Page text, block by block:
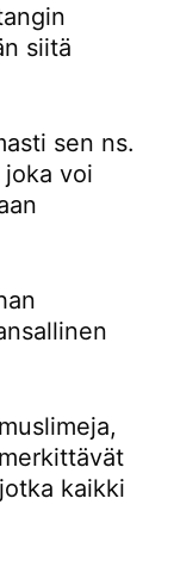
siitä
sen ns.
voi
kaikki